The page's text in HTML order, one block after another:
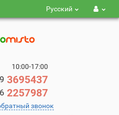
Русский
10:00-17:00
3695437
2257987
звонок